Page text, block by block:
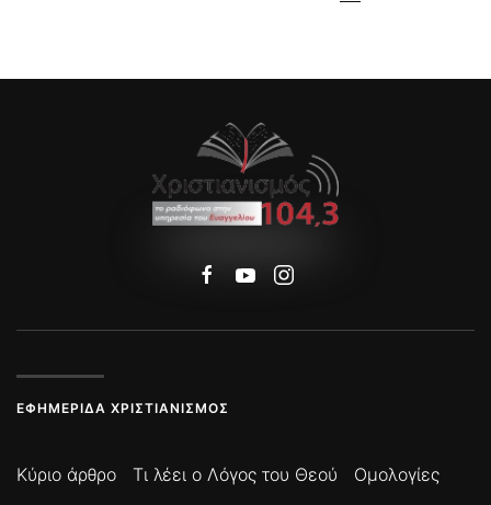
ΕΦΗΜΕΡΊΔΑ ΧΡΙΣΤΙΑΝΙΣΜΌΣ
Κύριο άρθρο Τι λέει ο Λόγος του Θεού
Ομολογίες